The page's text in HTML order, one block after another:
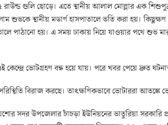
রাউন্ড গুলি ছোড়ে। এতে স্থানীয় আলাল মোল্লার এক
শুভকে স্থানীয় মডার্ণ হাসপাতালে ভর্তি করা হয়।
পাঠানো হয়। এ সময় ঢাকায় নিয়ে যাওয়ার পথে শুভ
ভোটগ্রহণ বন্ধ হয়ে যায়। পরে খবর পেয়ে দ্রুত
বিরাজ করছে। তাৎক্ষণিকভাবে ভোটাররা আতঙ্কে
সদর উপজেলার চাঁচড়া ইউনিয়নের ভাতুরিয়া সরকারি